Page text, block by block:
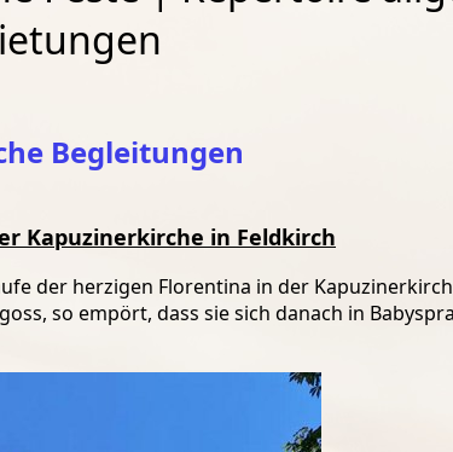
Begleitungen
Kapuzinerkirche in Feldkirch
der herzigen Florentina in der
so empört, dass sie sich danach in